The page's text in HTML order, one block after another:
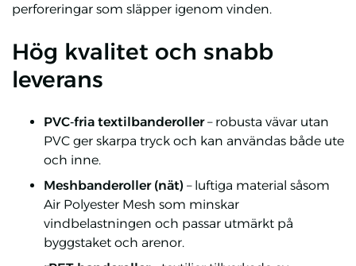
perforeringar som släpper igenom vinden.
Hög kvalitet och snabb
leverans
PVC‑fria textilbanderoller– robusta vävar utan
PVC ger skarpa tryck och kan användas både ute
och inne.
Meshbanderoller (nät) – luftiga material såsom
Air Polyester Mesh som minskar
vindbelastningen och passar utmärkt på
byggstaket och arenor.